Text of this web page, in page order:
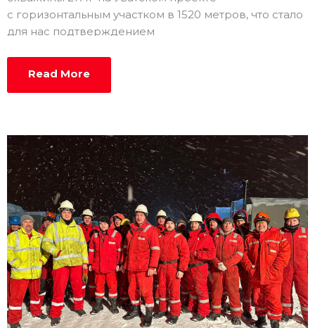
с горизонтальным участком в 1520 метров, что стало
для нас подтверждением
Read More